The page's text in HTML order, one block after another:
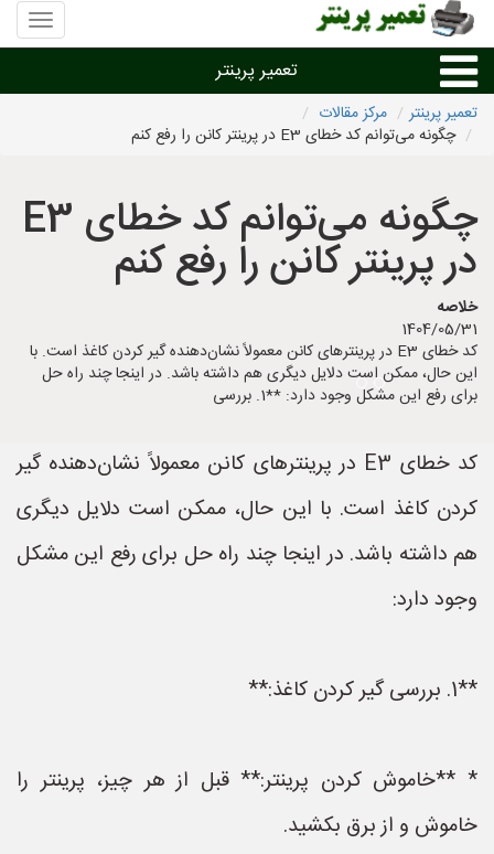
منوی
سایت
پرینتر
تعمیر پرینتر
تعمیر براساس نوع پرینتر
تعمیر پرینتر براساس برند
تعمیر پرینتر در شهرها
تعمیر پرینتر
مرکز مقالات
چگونه می‌توانم کد خطای E3 در پرینتر کانن را رفع کنم
چگونه می‌توانم کد خطای E3
در پرینتر کانن را رفع کنم
خلاصه
1404/05/31
کد خطای E3 در پرینترهای کانن معمولاً نشان‌دهنده گیر کردن کاغذ است. با
این حال، ممکن است دلایل دیگری هم داشته باشد. در اینجا چند راه حل
برای رفع این مشکل وجود دارد: **1. بررسی
کد خطای E3 در پرینترهای کانن معمولاً نشان‌دهنده گیر
کردن کاغذ است. با این حال، ممکن است دلایل دیگری
هم داشته باشد. در اینجا چند راه حل برای رفع این مشکل
وجود دارد:
**1. بررسی گیر کردن کاغذ:**
* **خاموش کردن پرینتر:** قبل از هر چیز، پرینتر را
خاموش و از برق بکشید.